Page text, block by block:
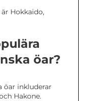
Hokkaido,
öar?
öar inkluderar
Hakone.